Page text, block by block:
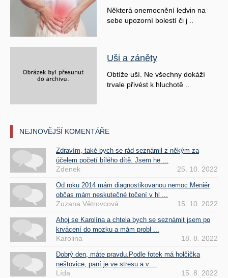
Některá onemocnění ledvin na
sebe upozorní bolestí či j ..
Uši a záněty
Obtíže uší. Ne všechny dokáží
trvale přivést k hluchotě ..
NEJNOVĚJŠÍ KOMENTÁŘE
Zdravím, také bych se rád seznámil z někým za
účelem početí bílého dítě. Jsem he ...
Zdenek 25. 10. 2022
Od roku 2014 mám diagnostikovanou nemoc Meniér
občas mám neskutečné točení v hl ...
Zuzana Větrovcová 15. 10. 2022
Ahoj se Karolína a chtela bych se seznámit jsem po
krvácení do mozku a mám probl ...
Karolina 18. 8. 2022
Dobrý den, máte pravdu.Podle fotek má holčička
neštovice, paní je ve stresu a v ...
Lída 15. 8. 2022